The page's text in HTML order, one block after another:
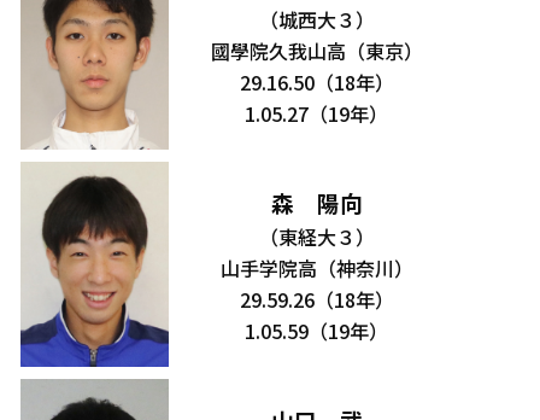
（城西大３）
國學院久我山高（東京）
29.16.50（18年）
1.05.27（19年）
森 陽向
（東経大３）
山手学院高（神奈川）
29.59.26（18年）
1.05.59（19年）